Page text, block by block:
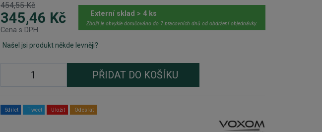
454,55 Kč
345,46 Kč
Cena s DPH
Externí sklad > 4 ks
Zboží je obvykle doručováno do 7 pracovních dnů od obdržení objednávky.
Našel jsi produkt někde levněji?
PŘIDAT DO KOŠÍKU
Sdílet Tweet Uložit Odeslat